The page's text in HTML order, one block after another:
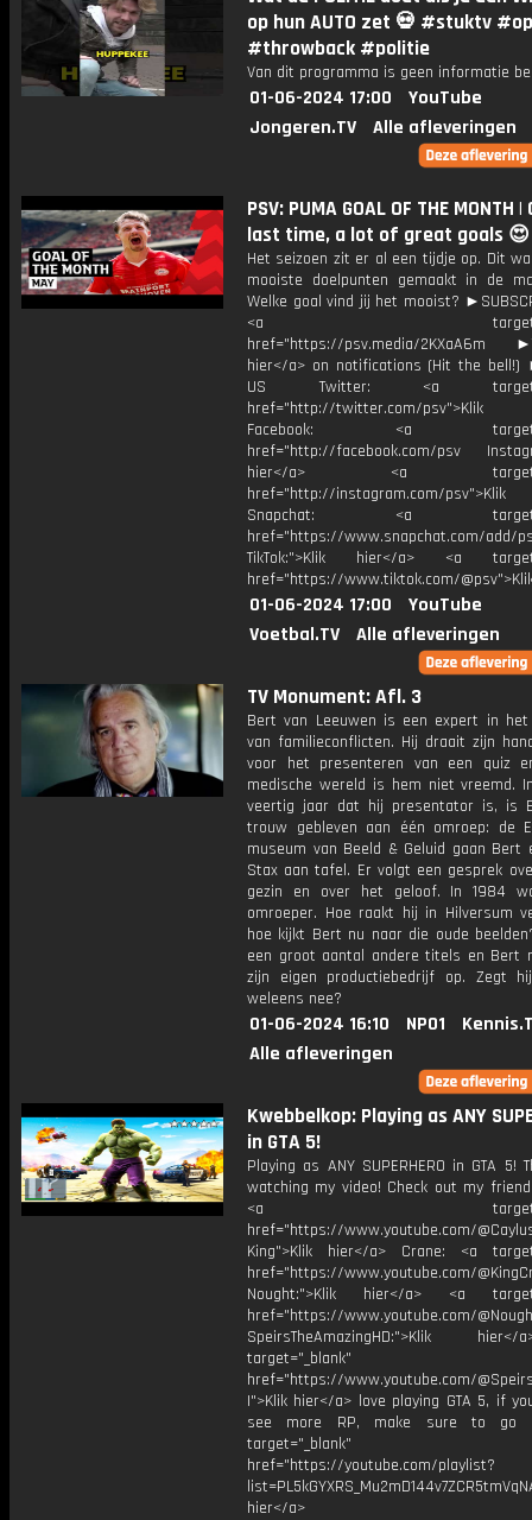
op hun AUTO zet 💀 #stuktv
#throwback #politie
Van dit programma is geen informatie
01-06-2024 17:00
YouTube
Jongeren.TV
Alle afleveringen
PSV: PUMA GOAL OF THE MONTH |
last time, a lot of great goals 😍
Het seizoen zit er al een tijdje op. Dit
mooiste doelpunten gemaakt in de
Welke goal vind jij het mooist?
<a
href="https://psv.media/2KXaA6m
hier</a> on notifications (Hit the bell!)
US Twitter: <a
href="http://twitter.com/psv">Klik
Facebook: <a
href="http://facebook.com/psv
hier</a> <a
href="http://instagram.com/
Snapchat: <a
href="https://www.snapchat.com/add/
TikTok:">Klik hier</a> <a
href="https://www.tiktok.com/
01-06-2024 17:00
YouTube
Voetbal.TV
Alle afleveringen
TV Monument: Afl. 3
Bert van Leeuwen is een expert in het
van familieconflicten. Hij draait zijn
voor het presenteren van een quiz
medische wereld is hem niet vreemd.
veertig jaar dat hij presentator is, is
trouw gebleven aan één omroep: de
museum van Beeld & Geluid gaan Bert
Stax aan tafel. Er volgt een gesprek
gezin en over het geloof. In 1984
omroeper. Hoe raakt hij in Hilversum
hoe kijkt Bert nu naar die oude
een groot aantal andere titels en Bert
zijn eigen productiebedrijf op. Zegt
weleens nee?
01-06-2024 16:10 NPO1
Alle afleveringen
Kwebbelkop: Playing as ANY
in GTA 5!
Playing as ANY SUPERHERO in GTA 5!
watching my video! Check out my
<a
href="https://www.youtube.com/
King">Klik hier</a> Crane: <a
href="https://www.youtube.com/
Nought:">Klik hier</a> <a
href="https://www.youtube.com/
SpeirsTheAmazingHD:">Klik
target="_blank"
href="https://www.youtube.com/
I">Klik hier</a> love playing GTA 5, if
see more RP, make sure to go
target="_blank"
href="https://youtube.com/playlist?
hier</a>